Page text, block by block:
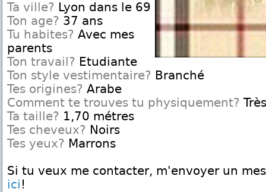
Ta ville? Lyon dans le 69
Ton age? 37 ans
Tu habites? Avec mes
parents
Ton travail? Etudiante
Ton style vestimentaire? Branché
Tes origines? Arabe
Comment te trouves tu physiquement?
Ta taille? 1,70 métres
Tes cheveux? Noirs
Tes yeux? Marrons
Si tu veux me contacter, m'envoyer un
ici !